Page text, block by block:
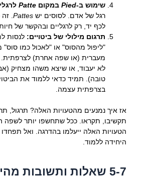
שימוש ב-Piedבמקום Patte
רגל של אדם. לסוסים יש Pattes. זה
לכף יד, רק לרגליים ובהקשר של
תרגום מילולי של ביטויים: לנסות
"ליפול מהסוס" או "לאכול כמו סוס"
מעברית (או שפה אחרת) לצרפתית.
לא יעבוד, או שיצא משהו מצחיק
טובה). תמיד כדאי ללמוד את
בצרפתית עצמה.
אז איך נמנעים מהטעויות האלה? תרגול,
תקשיבו, תקראו. ככל שתחשפו יותר לשפה
הטעויות האלה ייעלמו בהדרגה. ואל
היחידה ללמוד.
5-7 שאלות ותשובות